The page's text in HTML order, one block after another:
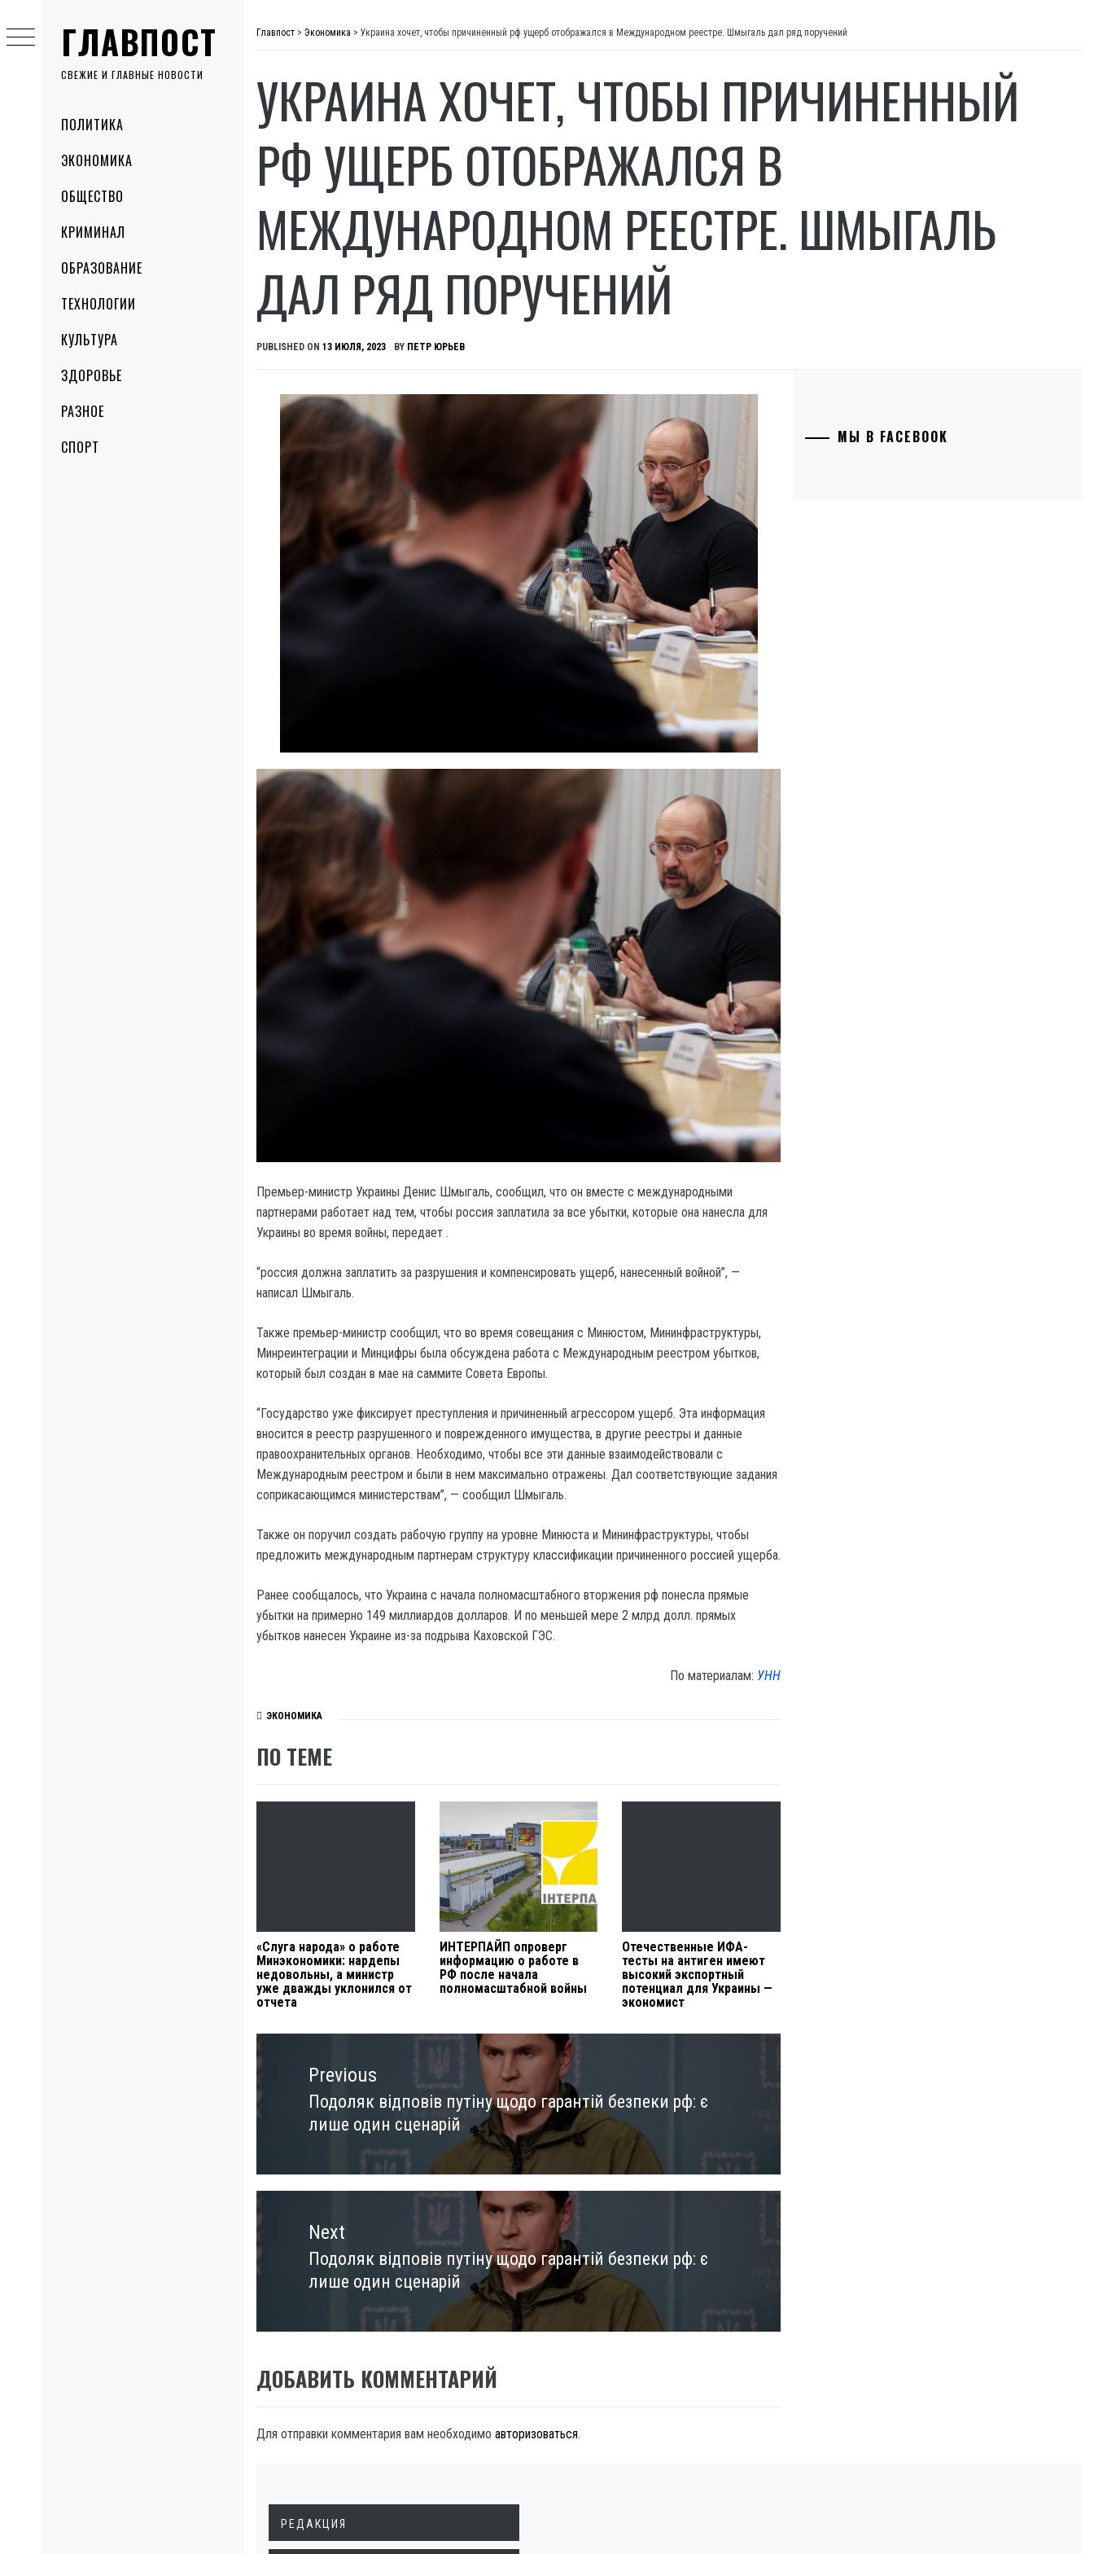
ГЛАВПОСТ
СВЕЖИЕ И ГЛАВНЫЕ НОВОСТИ
MenuПОЛИТИКА
ЭКОНОМИКА
ОБЩЕСТВО
КРИМИНАЛ
ОБРАЗОВАНИЕ
ТЕХНОЛОГИИ
КУЛЬТУРА
ЗДОРОВЬЕ
РАЗНОЕ
СПОРТ
to
content
Главпост > Экономика > Украина хочет, чтобы причиненный рф ущерб отображался в Международном реестре. Шмыгаль дал ряд поручений
УКРАИНА ХОЧЕТ, ЧТОБЫ ПРИЧИНЕННЫЙ
РФ УЩЕРБ ОТОБРАЖАЛСЯ В
МЕЖДУНАРОДНОМ РЕЕСТРЕ. ШМЫГАЛЬ
ДАЛ РЯД ПОРУЧЕНИЙ
PUBLISHED ON 13 ИЮЛЯ, 2023 BY ПЕТР ЮРЬЕВ
Премьер-министр Украины Денис Шмыгаль, сообщил, что он вместе с международными
партнерами работает над тем, чтобы россия заплатила за все убытки, которые она нанесла для
Украины во время войны, передает .
“россия должна заплатить за разрушения и компенсировать ущерб, нанесенный войной”, —
написал Шмыгаль.
Также премьер-министр сообщил, что во время совещания с Минюстом, Мининфраструктуры,
Минреинтеграции и Минцифры была обсуждена работа с Международным реестром убытков,
который был создан в мае на саммите Совета Европы.
“Государство уже фиксирует преступления и причиненный агрессором ущерб. Эта информация
вносится в реестр разрушенного и поврежденного имущества, в другие реестры и данные
правоохранительных органов. Необходимо, чтобы все эти данные взаимодействовали с
Международным реестром и были в нем максимально отражены. Дал соответствующие задания
соприкасающимся министерствам”, — сообщил Шмыгаль.
Также он поручил создать рабочую группу на уровне Минюста и Мининфраструктуры, чтобы
предложить международным партнерам структуру классификации причиненного россией ущерба.
Ранее сообщалось, что Украина с начала полномасштабного вторжения рф понесла прямые
убытки на примерно 149 миллиардов долларов. И по меньшей мере 2 млрд долл. прямых
убытков нанесен Украине из-за подрыва Каховской ГЭС.
По материалам: УНН
ЭКОНОМИКА
ПО ТЕМЕ
«Слуга народа» о работе
Минэкономики: нардепы
недовольны, а министр
уже дважды уклонился от
отчета
ИНТЕРПАЙП опроверг
информацию о работе в
РФ после начала
полномасштабной войны
Отечественные ИФА-
тесты на антиген имеют
высокий экспортный
потенциал для Украины —
экономист
Навигация
по
записямPrevious
Previous
post:
Подоляк відповів путіну щодо гарантій безпеки рф: є
лише один сценарій
Next
Next
post:
Подоляк відповів путіну щодо гарантій безпеки рф: є
лише один сценарій
ДОБАВИТЬ КОММЕНТАРИЙ
Для отправки комментария вам необходимо авторизоваться.
МЫ В FACEBOOK
РЕДАКЦИЯ